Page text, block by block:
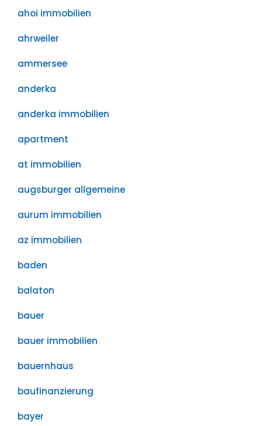
ahoi immobilien
ahrweiler
ammersee
anderka
anderka immobilien
apartment
at immobilien
augsburger allgemeine
aurum immobilien
az immobilien
baden
balaton
bauer
bauer immobilien
bauernhaus
baufinanzierung
bayer